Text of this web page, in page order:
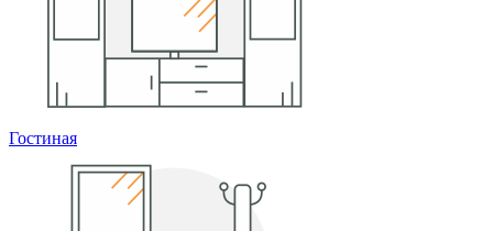
Гостиная